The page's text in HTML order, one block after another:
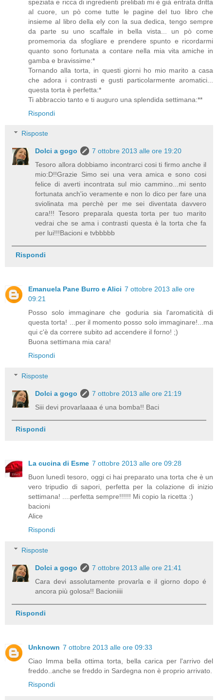
speziata e ricca di ingredienti prelibati mi è già entrata dritta
al cuore, un pò come tutte le pagine del tuo libro che
insieme al libro della ely con la sua dedica, tengo sempre
da parte su uno scaffale in bella vista... un pò come
promemoria da sfogliare e prendere spunto e ricordarmi
quanto sono fortunata a contare nella mia vita amiche in
gamba e bravissime:*
Tornando alla torta, in questi giorni ho mio marito a casa
che adora i contrasti e gusti particolarmente aromatici...
questa torta è perfetta:*
Ti abbraccio tanto e ti auguro una splendida settimana:**
Rispondi
Risposte
Dolci a gogo
7 ottobre 2013 alle ore 19:20
Tesoro allora dobbiamo incontrarci cosi ti firmo anche il
mio:D!!Grazie Simo sei una vera amica e sono cosi
felice di averti incontrata sul mio cammino...mi sento
fortunata anch'io veramente e non lo dico per fare una
sviolinata ma perchè per me sei diventata davvero
cara!!! Tesoro preparala questa torta per tuo marito
vedrai che se ama i contrasti questa è la torta che fa
per lui!!!Bacioni e tvbbbbb
Rispondi
Emanuela Pane Burro e Alici 7 ottobre 2013 alle ore
09:21
Posso solo immaginare che goduria sia l'aromaticità di
questa torta! ...per il momento posso solo immaginare!...ma
qui c'è da correre subito ad accendere il forno! ;)
Buona settimana mia cara!
Rispondi
Risposte
Dolci a gogo
7 ottobre 2013 alle ore 21:19
Siii devi provarlaaaa é una bomba!! Baci
Rispondi
La cucina di Esme 7 ottobre 2013 alle ore 09:28
Buon lunedì tesoro, oggi ci hai preparato una torta che è un
vero tripudio di sapori, perfetta per la colazione di inizio
settimana! ....perfetta sempre!!!!!! Mi copio la ricetta :)
bacioni
Alice
Rispondi
Risposte
Dolci a gogo
7 ottobre 2013 alle ore 21:41
Cara devi assolutamente provarla e il giorno dopo é
ancora più golosa!! Bacioniiii
Rispondi
Unknown 7 ottobre 2013 alle ore 09:33
Ciao Imma bella ottima torta, bella carica per l'arrivo del
freddo..anche se freddo in Sardegna non è proprio arrivato.
Rispondi